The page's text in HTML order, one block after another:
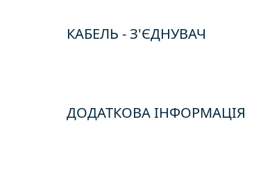
КАБЕЛЬ - З'ЄДНУВАЧ
ДОДАТКОВА ІНФОРМАЦІЯ